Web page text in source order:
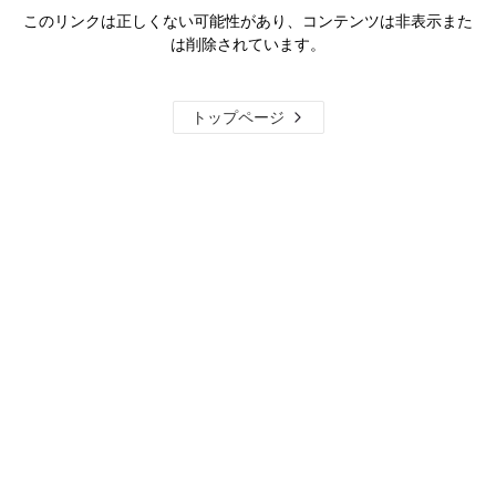
このリンクは正しくない可能性があり、コンテンツは非表示また
は削除されています。
トップページ